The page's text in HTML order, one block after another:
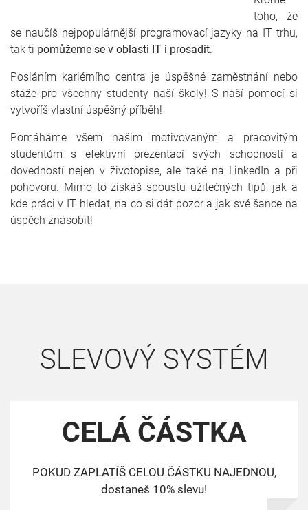
toho, že
se naučíš nejpopulárnější programovací jazyky na IT trhu,
tak ti pomůžeme se v oblasti IT i prosadit.
Posláním kariérního centra je úspěšné zaměstnání nebo
stáže pro všechny studenty naší školy! S naší pomocí si
vytvoříš vlastní úspěšný příběh!
Pomáháme všem našim motivovaným a pracovitým
studentům s efektivní prezentací svých schopností a
dovedností nejen v životopise, ale také na LinkedIn a při
pohovoru. Mimo to získáš spoustu užitečných tipů, jak a
kde práci v IT hledat, na co si dát pozor a jak své šance na
úspěch znásobit!
SLEVOVÝ SYSTÉM
CELÁ ČÁSTKA
POKUD ZAPLATÍŠ CELOU ČÁSTKU NAJEDNOU,
dostaneš 10% slevu!